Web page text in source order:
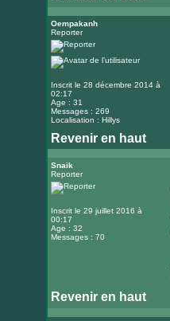
Oempakanh
Reporter
Inscrit le 28 décembre 2014 à
02:17
Age : 31
Messages : 269
Localisation : Hillys
Revenir en haut
Snaik
Reporter
Inscrit le 29 juillet 2016 à
00:17
Age : 32
Messages : 70
Revenir en haut